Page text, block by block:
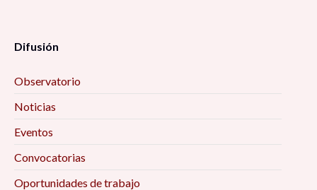
Difusión
Observatorio
Noticias
Eventos
Convocatorias
Oportunidades de trabajo